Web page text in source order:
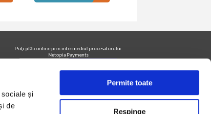
și
de
Permite toate
Respinge
Poţi plăti online prin intermediul procesatorului
Netopia Payments
Urmăreşte-ne pe facebook pentru a fi la curent cu
promoţiile PrintreCarti.ro